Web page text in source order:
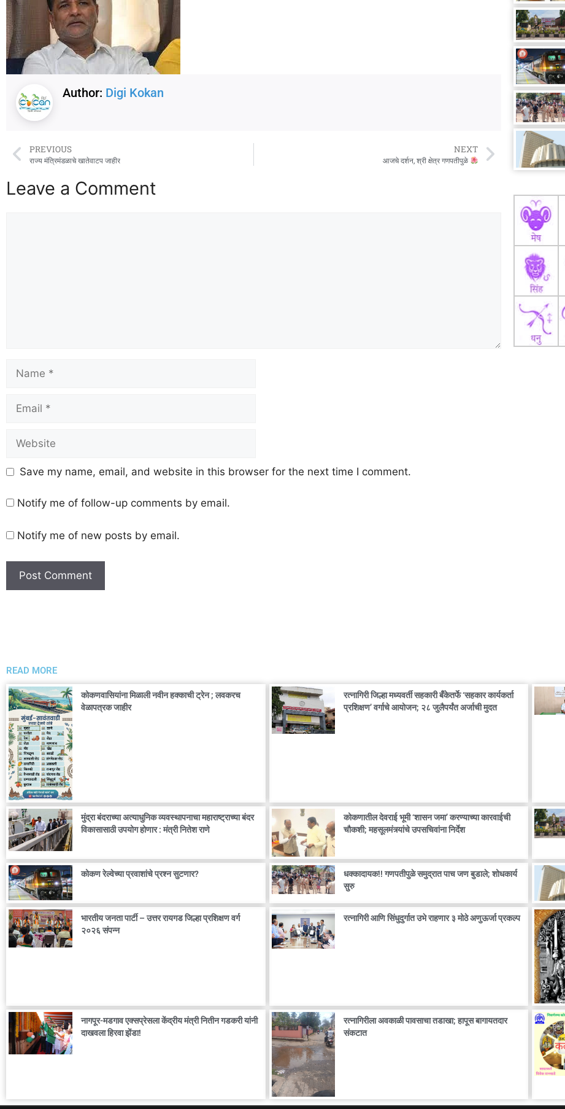
Author: Digi Kokan
PREVIOUS
राज्य मंत्रिमंडळाचे खातेवाटप जाहीर
NEXT
आजचे दर्शन, श्री क्षेत्र गणपतीपुळे
Leave a Comment
Save my name, email, and website in this browser for the next time I comment.
Notify me of follow-up comments by email.
Notify me of new posts by email.
READ MORE
कोकणवासियांना मिळाली नवीन हक्काची ट्रेन ; लवकरच
वेळापत्रक जाहीर
रत्नागिरी जिल्हा मध्यवर्ती सहकारी बँकेतर्फे ‘सहकार कार्यकर्ता
प्रशिक्षण’ वर्गाचे आयोजन; २८ जुलैपर्यंत अर्जाची मुदत
मुंद्रा बंदराच्या अत्याधुनिक व्यवस्थापनाचा महाराष्ट्राच्या बंदर
विकासासाठी उपयोग होणार : मंत्री नितेश राणे
कोकणातील देवराई भूमी ‘शासन जमा’ करण्याच्या कारवाईची
चौकशी; महसूलमंत्र्यांचे उपसचिवांना निर्देश
कोकण रेल्वेच्या प्रवाशांचे प्रश्न सुटणार?
धक्कादायक!! गणपतीपुळे समुद्रात पाच जण बुडाले; शोधकार्य
सुरु
भारतीय जनता पार्टी – उत्तर रायगड जिल्हा प्रशिक्षण वर्ग
२०२६ संपन्न
रत्नागिरी आणि सिंधुदुर्गात उभे राहणार ३ मोठे अणुऊर्जा प्रकल्प
नागपूर-मडगाव एक्सप्रेसला केंद्रीय मंत्री नितीन गडकरी यांनी
दाखवला हिरवा झेंडा!
रत्नागिरीला अवकाळी पावसाचा तडाखा; हापूस बागायतदार
संकटात